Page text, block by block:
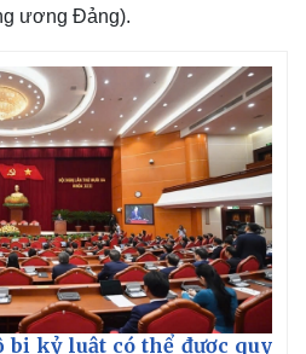
Giá vàng
Tiêu dùng
Tỷ giá
Chứng khoán
Giá cà phê
ương Đảng).
bị kỷ luật có thể được quy